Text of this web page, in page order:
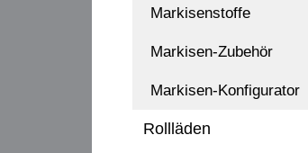
Markisenstoffe
Markisen-Zubehör
Markisen-Konfigurator
Rollläden